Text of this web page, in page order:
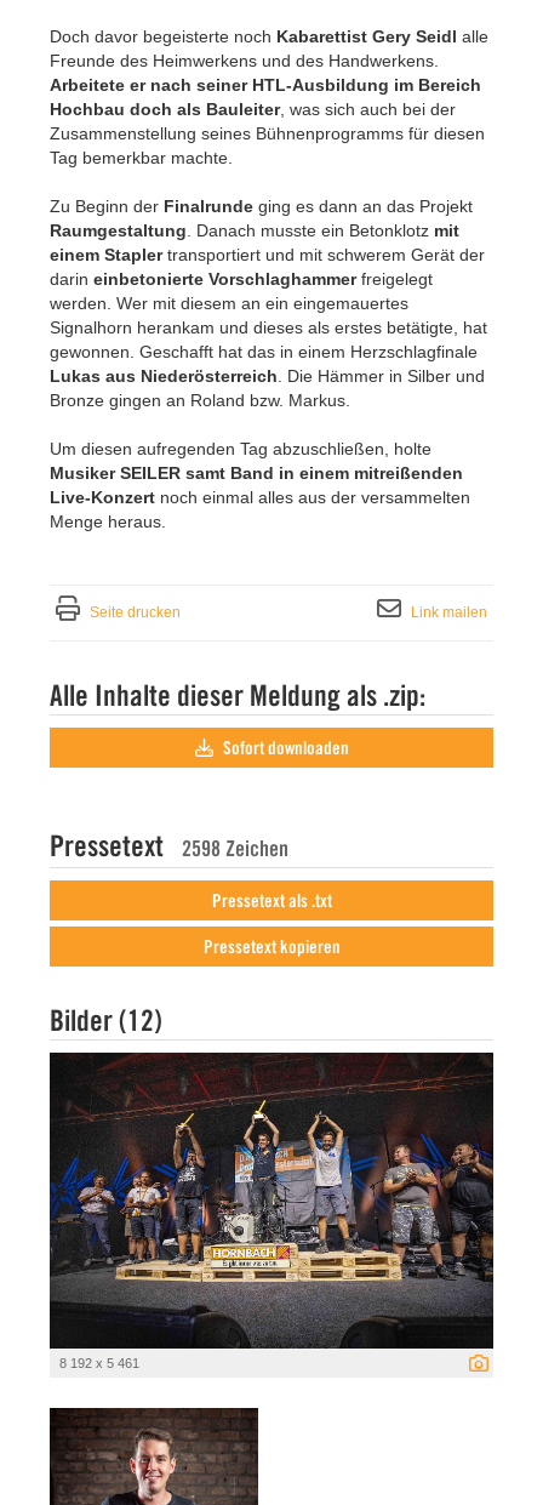
Doch davor begeisterte noch Kabarettist Gery Seidl alle
Freunde des Heimwerkens und des Handwerkens.
Arbeitete er nach seiner HTL-Ausbildung im Bereich
Hochbau doch als Bauleiter, was sich auch bei der
Zusammenstellung seines Bühnenprogramms für diesen
Tag bemerkbar machte.
Zu Beginn der Finalrunde ging es dann an das Projekt
Raumgestaltung . Danach musste ein Betonklotz mit
einem Staplertransportiert und mit schwerem Gerät der
darin einbetonierte Vorschlaghammerfreigelegt
werden. Wer mit diesem an ein eingemauertes
Signalhorn herankam und dieses als erstes betätigte, hat
gewonnen. Geschafft hat das in einem Herzschlagfinale
Lukas aus Niederösterreich . Die Hämmer in Silber und
Bronze gingen an Roland bzw. Markus.
Um diesen aufregenden Tag abzuschließen, holte
Musiker SEILER samt Band in einem mitreißenden
Live-Konzert noch einmal alles aus der versammelten
Menge heraus.
Seite drucken Link mailen
Alle Inhalte dieser Meldung als .zip:
Sofort downloaden
Pressetext 2598 Zeichen
Pressetext als .txt
Pressetext kopieren
Bilder (12)
8 192 x 5 461